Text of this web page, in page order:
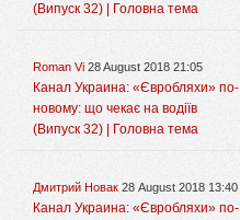
(Випуск 32) | Головна тема
Roman Vi 28 August 2018 21:05
Канал Украина: «Євробляхи» по-
новому: що чекає на водіїв
(Випуск 32) | Головна тема
Дмитрий Новак 28 August 2018 13:40
Канал Украина: «Євробляхи» по-